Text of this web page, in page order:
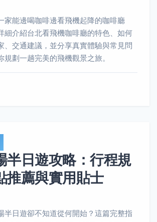
家能邊喝咖啡邊看飛機起降的咖啡廳
細介紹台北看飛機咖啡廳的特色、如何
、交通建議，並分享真實體驗與常見問
規劃一趟完美的飛機觀景之旅。
半日遊攻略：行程規
推薦與實用貼士
半日遊卻不知道從何開始？這篇完整指